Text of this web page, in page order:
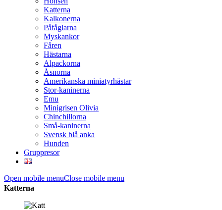
Katterna
Kalkonerna
Påfåglarna
Myskankor
Fåren
Hästarna
Alpackorna
Åsnorna
Amerikanska miniatyrhästar
Stor-kaninerna
Emu
Minigrisen Olivia
Chinchillorna
Små-kaninerna
Svensk blå anka
Hunden
Gruppresor
Open mobile menuClose mobile menu
Katterna